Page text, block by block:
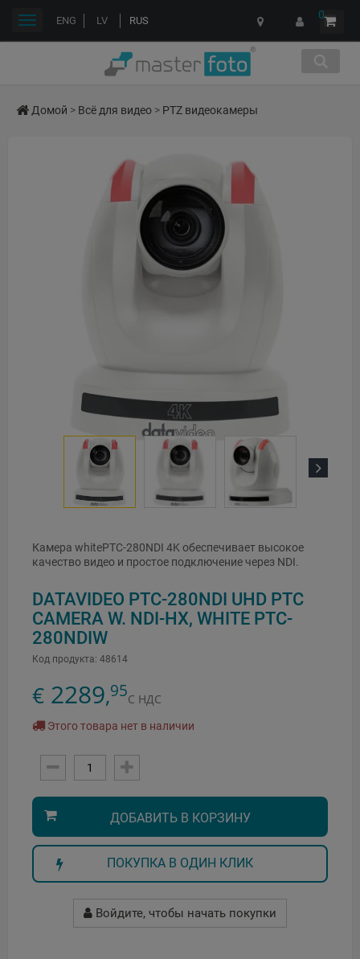
ENG LV RUS 0
Переключить
Домой > Всё для видео > PTZ видеокамеры
Камера whitePTC-280NDI 4K обеспечивает высокое
качество видео и простое подключение через NDI.
DATAVIDEO PTC-280NDI UHD PTC
CAMERA W. NDI-HX, WHITE PTC-
280NDIW
Код продукта: 48614
€ 2289,95С НДС
Этого товара нет в наличии
ДОБАВИТЬ В КОРЗИНУ
ПОКУПКА В ОДИН КЛИК
Войдите, чтобы начать покупки